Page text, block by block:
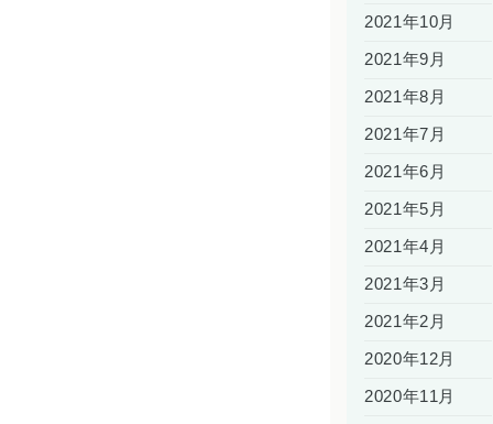
2021年10月
2021年9月
2021年8月
2021年7月
2021年6月
2021年5月
2021年4月
2021年3月
2021年2月
2020年12月
2020年11月